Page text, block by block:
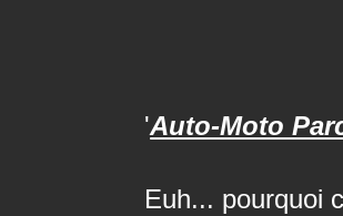
'Auto-Moto
Euh... pourquoi